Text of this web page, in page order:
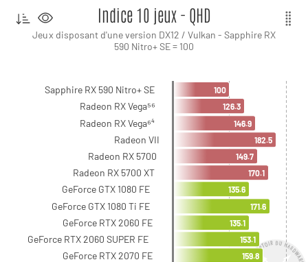
Indice 10 jeux - QHD
Jeux disposant d'une version DX12 / Vulkan - Sapphire RX
590 Nitro+ SE = 100
Sapphire RX 590 Nitro+ SE
Radeon RX Vega⁵⁶
Radeon RX Vega⁶⁴
Radeon VII
Radeon RX 5700
Radeon RX 5700 XT
GeForce GTX 1080 FE
GeForce GTX 1080 Ti FE
GeForce RTX 2060 FE
GeForce RTX 2060 SUPER FE
GeForce RTX 2070 FE
100
126.3
146.9
182.5
149.7
170.1
135.6
171.6
135.1
153.1
159.8